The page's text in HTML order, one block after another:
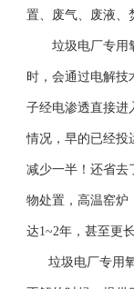
置、废气、废液、
垃圾电厂专用氧
时，会通过电解技
子经电渗透直接进
情况，早的已经投
减少一半！还省去
物处置，高温窑炉
达1~2年，甚至更
垃圾电厂专用氧